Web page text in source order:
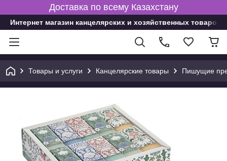
Доставка по всему Казахстану
Интернет магазин канцелярских и хозяйственных товаров
Товары и услуги Канцелярские товары Пишущие